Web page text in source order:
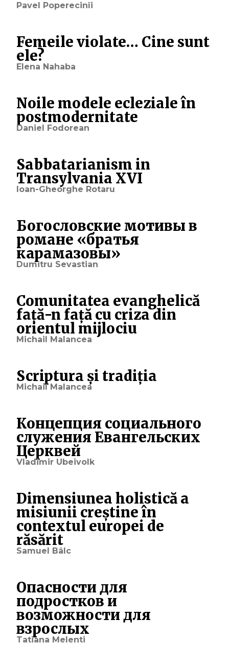
Pavel Poperecinîi
Femeile violate… Cine sunt
ele?
Elena Nahaba
Noile modele ecleziale în
postmodernitate
Daniel Fodorean
Sabbatarianism in
Transylvania XVI
Ioan-Gheorghe Rotaru
Богословские мотивы в
романе «братья
карамазовы»
Dumitru Sevastian
Comunitatea evanghelică
față-n față cu criza din
orientul mijlociu
Michail Malancea
Scriptura și tradiția
Michail Malancea
Концепция социального
служения Евангельских
Церквей
Vladimir Ubeivolk
Dimensiunea holistică a
misiunii creștine în
contextul europei de
răsărit
Samuel Bâlc
Опасности для
подростков и
возможности для
взрослых
Tatiana Melenti